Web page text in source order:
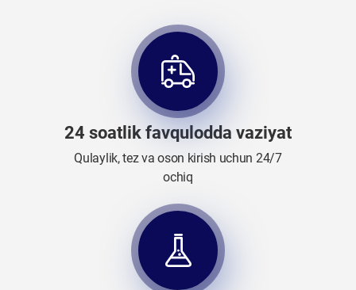
24 soatlik favqulodda vaziyat
Qulaylik, tez va oson kirish uchun 24/7
ochiq